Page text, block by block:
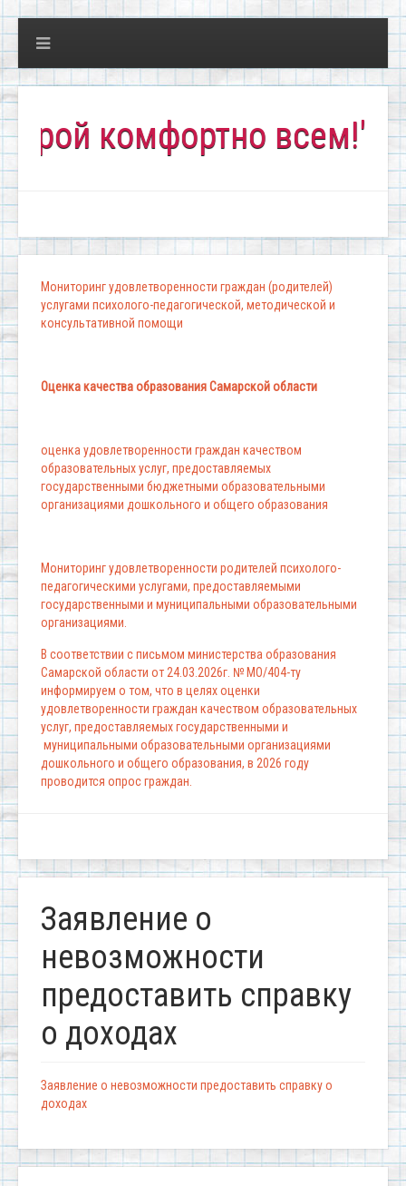
комфортно всем!"
Мониторинг удовлетворенности граждан (родителей)
услугами психолого-педагогической, методической и
консультативной помощи
Оценка качества образования Самарской области
оценка удовлетворенности граждан качеством
образовательных услуг, предоставляемых
государственными бюджетными образовательными
организациями дошкольного и общего образования
Мониторинг удовлетворенности родителей психолого-
педагогическими услугами, предоставляемыми
государственными и муниципальными образовательными
организациями.
В соответствии с письмом министерства образования
Самарской области от 24.03.2026г. № МО/404-ту
информируем о том, что в целях оценки
удовлетворенности граждан качеством образовательных
услуг, предоставляемых государственными и
муниципальными образовательными организациями
дошкольного и общего образования, в 2026 году
проводится опрос граждан.
Заявление о
невозможности
предоставить справку
о доходах
Заявление о невозможности предоставить справку о
доходах